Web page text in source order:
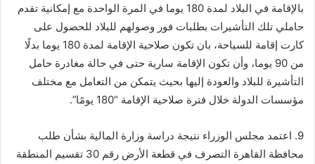
بالإقامة في البلاد لمدة 180 يوما في المرة الواحدة مع إمكانية تقدم
حاملي تلك التأشيرات بطلبات فور وصولهم للبلاد للحصول على
كارت إقامة للسياحة، بان تكون صلاحية الإقامة لمدة 180 يوما بدلًا
من 90 يوما، وأن تكون الإقامة سارية حتى في حالة مغادرة حامل
التأشيرة للبلاد والعودة إليها بحيث يتمكن من التعامل مع مختلف
مؤسسات الدولة خلال فترة صلاحية الإقامة “180 يومًا”.
9. اعتمد مجلس الوزراء نتيجة دراسة وزارة المالية بشأن طلب
محافظة القاهرة التصرف في قطعة الأرض رقم 30 تقسيم المنطقة